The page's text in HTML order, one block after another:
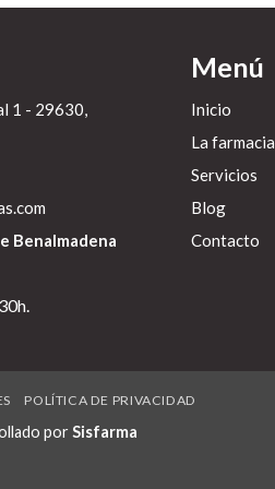
1 - 29630,
Benalmadena
Menú
Inicio
La farmacia
Servicios
Blog
Contacto
POLÍTICA DE PRIVACIDAD
por Sisfarma